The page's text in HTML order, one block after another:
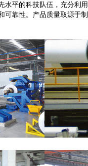
水平的科技队伍，充分利用
可靠性。产品质量取源于制